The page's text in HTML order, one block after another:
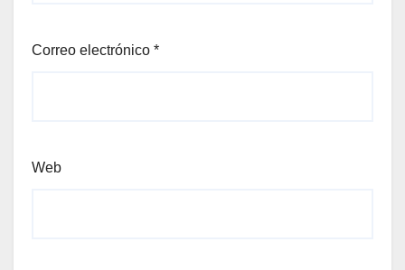
Correo electrónico *
Web